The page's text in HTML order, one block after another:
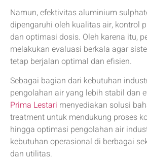
Namun, efektivitas aluminium
dipengaruhi oleh kualitas air, kontrol
dan optimasi dosis. Oleh karena itu,
melakukan evaluasi berkala agar
tetap berjalan optimal dan efisien.
Sebagai bagian dari kebutuhan
pengolahan air yang lebih stabil dan
Prima Lestari menyediakan solusi
treatment untuk mendukung proses
hingga optimasi pengolahan air
kebutuhan operasional di berbagai
dan utilitas.